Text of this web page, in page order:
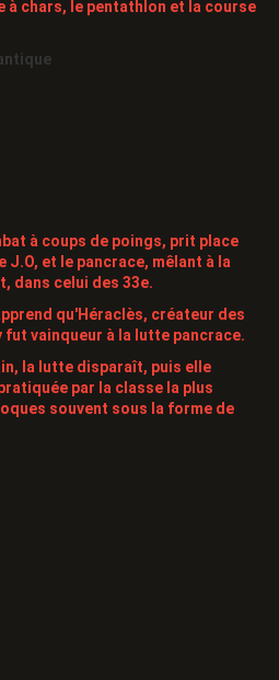
chars, le pentathlon et la course
à coups de poings, prit place
J.O, et le pancrace, mêlant à la
dans celui des 33e.
qu'Héraclès, créateur des
fut vainqueur à la lutte pancrace.
la lutte disparaît, puis elle
par la classe la plus
souvent sous la forme de